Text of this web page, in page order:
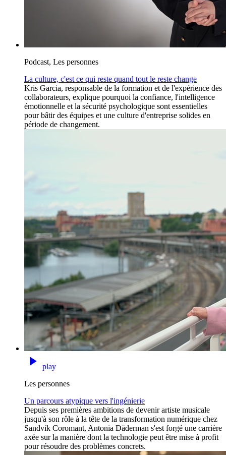
Podcast, Les personnes
La culture, c'est ce qui reste quand tout le reste change
Kris Garcia, responsable de la formation et de l'expérience des
collaborateurs, explique pourquoi la confiance, l'intelligence
émotionnelle et la sécurité psychologique sont essentielles
pour bâtir des équipes et une culture d'entreprise solides en
période de changement.
play
Les personnes
Un parcours atypique vers l'ingénierie
Depuis ses premières ambitions de devenir artiste musicale
jusqu'à son rôle à la tête de la transformation numérique chez
Sandvik Coromant, Antonia Dåderman s'est forgé une carrière
axée sur la manière dont la technologie peut être mise à profit
pour résoudre des problèmes concrets.